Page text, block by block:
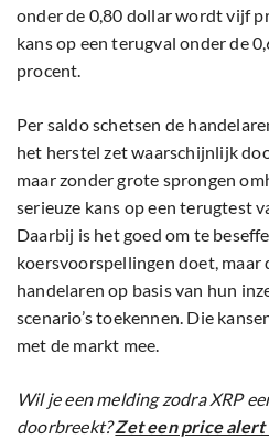
onder de 0,80 dollar wordt vijf
kans op een terugval onder de
procent.
Per saldo schetsen de
het herstel zet waarschijnlijk
maar zonder grote sprongen
serieuze kans op een terugtest
Daarbij is het goed om te
koersvoorspellingen doet, maar
handelaren op basis van hun
scenario’s toekennen. Die
met de markt mee.
Wil je een melding zodra XRP
doorbreekt?Zet een price